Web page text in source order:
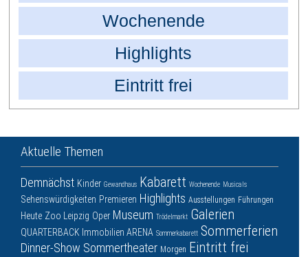
Wochenende
Highlights
Eintritt frei
Aktuelle Themen
Demnächst Kinder Gewandhaus Kabarett Wochenende Musicals
Sehenswürdigkeiten Premieren Highlights Ausstellungen Führungen
Heute Zoo Leipzig Oper Museum Trödelmarkt Galerien
QUARTERBACK Immobilien ARENA Sommerkabarett Sommerferien
Dinner-Show Sommertheater Morgen Eintritt frei